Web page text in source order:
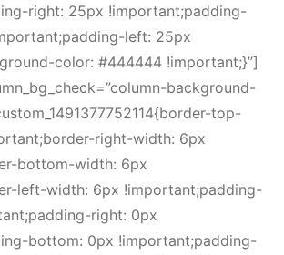
right: 25px !important;padding-
left: 25px
color: #444444 !important;}”]
background-
top-
right-width: 6px
bottom-width: 6px
left-width: 6px !important;padding-
right: 0px
bottom: 0px !important;padding-